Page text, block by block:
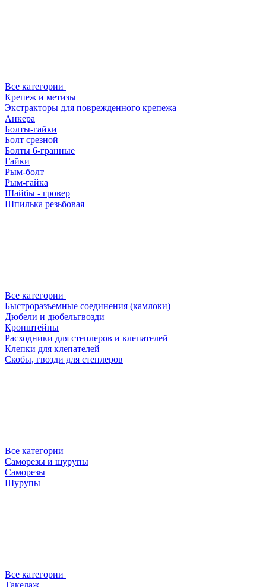
Все категории
Крепеж и метизы
Экстракторы для поврежденного крепежа
Анкера
Болты-гайки
Болт срезной
Болты 6-гранные
Гайки
Рым-болт
Рым-гайка
Шайбы - гровер
Шпилька резьбовая
Все категории
Быстроразъемные соединения (камлоки)
Дюбели и дюбельгвозди
Кронштейны
Расходники для степлеров и клепателей
Клепки для клепателей
Скобы, гвозди для степлеров
Все категории
Саморезы и шурупы
Саморезы
Шурупы
Все категории
Такелаж